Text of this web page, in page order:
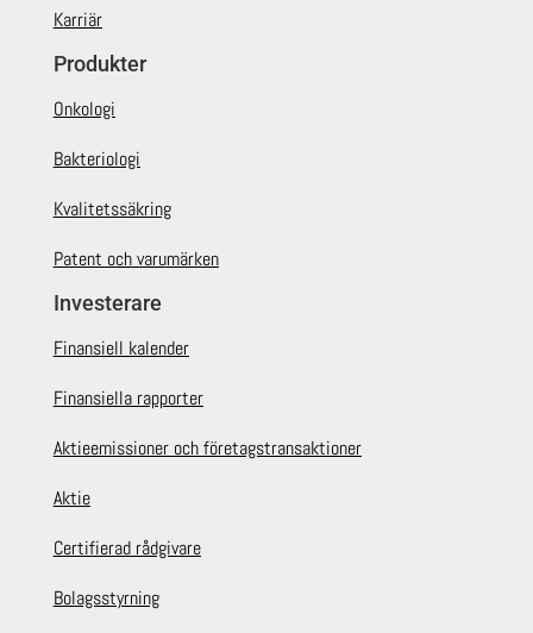
Karriär
Produkter
Onkologi
Bakteriologi
Kvalitetssäkring
Patent och varumärken
Investerare
Finansiell kalender
Finansiella rapporter
Aktieemissioner och företagstransaktioner
Aktie
Certifierad rådgivare
Bolagsstyrning